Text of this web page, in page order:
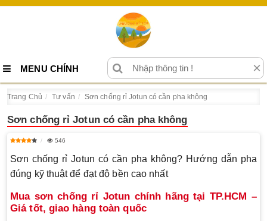
MENU CHÍNH ×
Trang Chủ Tư vấn Sơn chống rỉ Jotun có cần pha không
Sơn chống rỉ Jotun có cần pha không
546
Sơn chống rỉ Jotun có cần pha không? Hướng dẫn pha
đúng kỹ thuật để đạt độ bền cao nhất
Mua sơn chống rỉ Jotun chính hãng tại TP.HCM –
Giá tốt, giao hàng toàn quốc